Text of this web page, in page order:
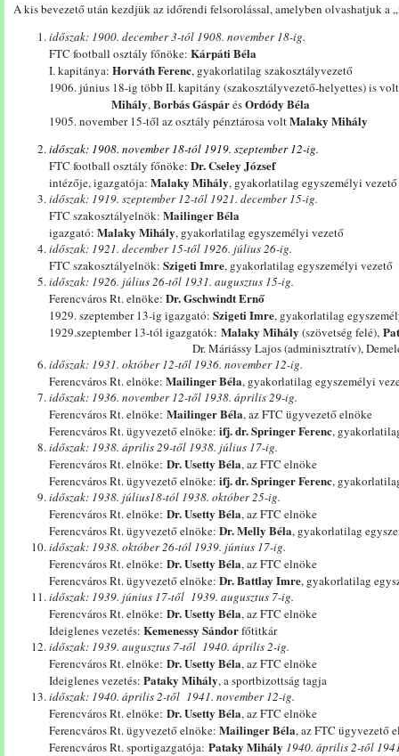
A kis bevezető után kezdjük az időrendi felsorolással, amelyben olvashatjuk a
időszak: 1900. december 3-tól 1908. november 18-ig.
FTC football osztály főnöke: Kárpáti Béla
I. kapitánya: Horváth Ferenc, gyakorlatilag szakosztályvezető
1906. június 18-ig több II. kapitány (szakosztályvezető-helyettes) is
Mihály,Borbás GáspárésOrdódy Béla
1905. november 15-től az osztály pénztárosa voltMalaky Mihály
időszak: 1908. november 18-tól 1919. szeptember 12-ig.
FTC football osztály főnöke: Dr. Cseley József
intézője, igazgatója: Malaky Mihály, gyakorlatilag egyszemélyi vezető
időszak: 1919. szeptember 12-től 1921. december 15-ig.
FTC szakosztályelnök: Mailinger Béla
igazgató: Malaky Mihály, gyakorlatilag egyszemélyi vezető
időszak: 1921. december 15-től 1926. július 26-ig.
FTC szakosztályelnök: Szigeti Imre, gyakorlatilag egyszemélyi vezető
időszak: 1926. július 26-től 1931. augusztus 15-ig.
Ferencváros Rt. elnöke: Dr. Gschwindt Ernő
1929. szeptember 13-ig igazgató: Szigeti Imre, gyakorlatilag
1929.szeptember 13-tól igazgatók: Malaky Mihály (szövetség felé),
Dr. Máriássy Lajos (adminisztratív), Demele
időszak: 1931. október 12-től 1936. november 12-ig.
Ferencváros Rt. elnöke: Mailinger Béla, gyakorlatilag egyszemélyi
időszak: 1936. november 12-től 1938. április 29-ig.
Ferencváros Rt. elnöke: Mailinger Béla, az FTC ügyvezető elnöke
Ferencváros Rt. ügyvezető elnöke: ifj. dr. Springer Ferenc,
időszak: 1938. április 29-től 1938. július 17-ig.
Ferencváros Rt. elnöke: Dr. Usetty Béla, az FTC elnöke
Ferencváros Rt. ügyvezető elnöke: ifj. dr. Springer Ferenc,
időszak: 1938. július18-tól 1938. október 25-ig.
Ferencváros Rt. elnöke: Dr. Usetty Béla, az FTC elnöke
Ferencváros Rt. ügyvezető elnöke: Dr. Melly Béla, gyakorlatilag
időszak: 1938. október 26-tól 1939. június 17-ig.
Ferencváros Rt. elnöke: Dr. Usetty Béla, az FTC elnöke
Ferencváros Rt. ügyvezető elnöke: Dr. Battlay Imre, gyakorlatilag
időszak: 1939. június 17-től 1939. augusztus 7-ig.
Ferencváros Rt. elnöke: Dr. Usetty Béla, az FTC elnöke
Ideiglenes vezetés: Kemenessy Sándorfőtitkár
időszak: 1939. augusztus 7-től 1940. április 2-ig.
Ferencváros Rt. elnöke: Dr. Usetty Béla, az FTC elnöke
Ideiglenes vezetés: Pataky Mihály, a sportbizottság tagja
időszak: 1940. április 2-től 1941. november 12-ig.
Ferencváros Rt. elnöke: Dr. Usetty Béla, az FTC elnöke
Ferencváros Rt. ügyvezető elnöke: Mailinger Béla, az FTC ügyvezető
Ferencváros Rt. sportigazgatója: Pataky Mihály 1940. április 2-től